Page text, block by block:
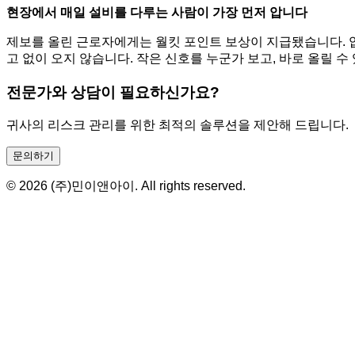
현장에서 매일 설비를 다루는 사람이 가장 먼저 압니다
제보를 올린 근로자에게는 월킷 포인트 보상이 지급됐습니다
고 없이 오지 않습니다. 작은 신호를 누군가 보고, 바로 올릴
전문가와 상담이 필요하신가요?
귀사의 리스크 관리를 위한 최적의 솔루션을 제안해 드립니다.
문의하기
© 2026 (주)민이앤아이. All rights reserved.